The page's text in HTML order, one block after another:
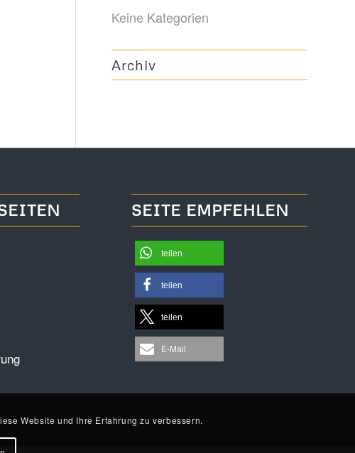
Keine Kategorien
Archiv
SEITE EMPFEHLEN
teilen
teilen
teilen
E-Mail
Website und Ihre Erfahrung zu verbessern.